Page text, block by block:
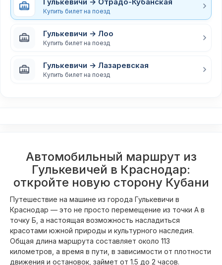
Купить билет на поезд
Гулькевичи → Лоо
Купить билет на поезд
Гулькевичи → Лазаревская
Купить билет на поезд
Автомобильный маршрут из
Гулькевичей в Краснодар:
откройте новую сторону Кубани
Путешествие на машине из города Гулькевичи в
Краснодар — это не просто перемещение из точки А в
точку Б, а настоящая возможность насладиться
красотами южной природы и культурного наследия.
Общая длина маршрута составляет около 113
километров, а время в пути, в зависимости от плотности
движения и остановок, займет от 1.5 до 2 часов.